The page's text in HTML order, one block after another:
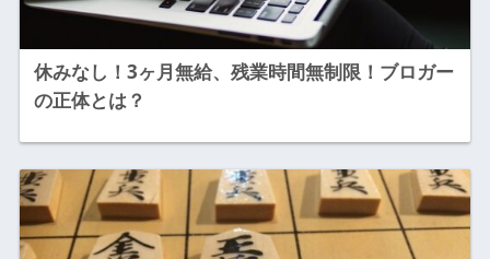
休みなし！3ヶ月無給、残業時間無制限！ブロガー
の正体とは？